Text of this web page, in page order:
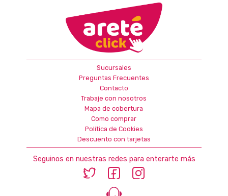
Sucursales
Preguntas Frecuentes
Contacto
Trabaje con nosotros
Mapa de cobertura
Como comprar
Política de Cookies
Descuento con tarjetas
Seguinos en nuestras redes para enterarte más